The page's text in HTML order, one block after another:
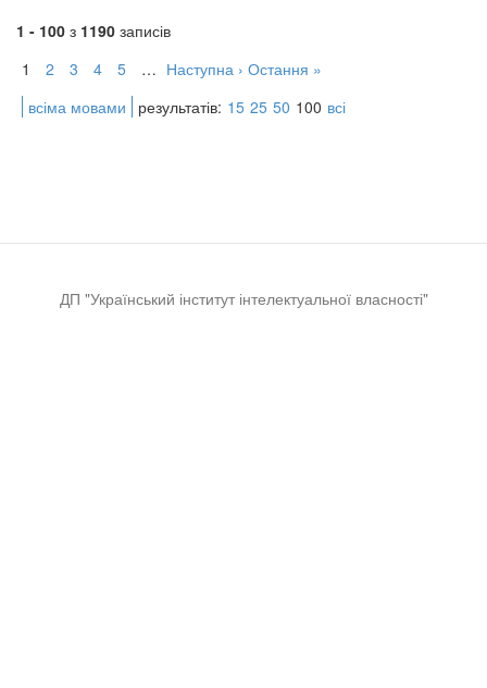
1 - 100 з 1190 записів
1
2 3 4 5 … Наступна › Остання »
всіма мовами
результатів: 15 25 50 100 всі
ДП "Український інститут інтелектуальної власності"